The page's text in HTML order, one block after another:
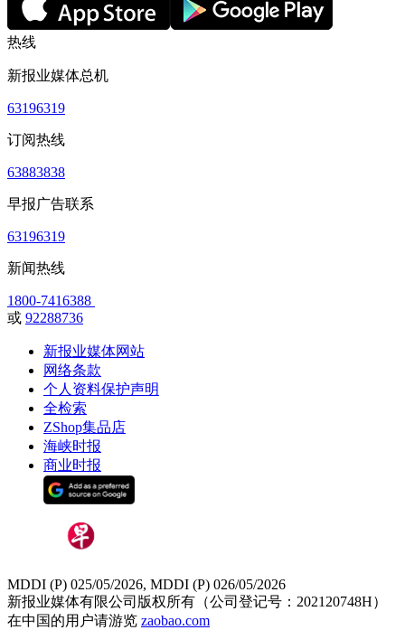
热线
新报业媒体总机
63196319
订阅热线
63883838
早报广告联系
63196319
新闻热线
1800-7416388
或 92288736
新报业媒体网站
网络条款
个人资料保护声明
全检索
ZShop集品店
海峡时报
商业时报
MDDI (P) 025/05/2026, MDDI (P) 026/05/2026
新报业媒体有限公司版权所有（公司登记号：202120748H）
在中国的用户请游览 zaobao.com